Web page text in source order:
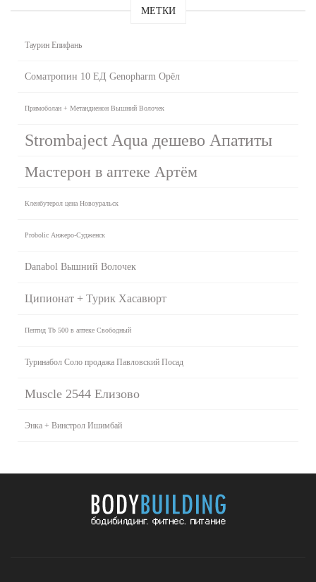
МЕТКИ
Таурин Епифань
Соматропин 10 ЕД Genopharm Орёл
Примоболан + Метандиенон Вышний Волочек
Strombaject Aqua дешево Апатиты
Мастерон в аптеке Артём
Кленбутерол цена Новоуральск
Probolic Анжеро-Судженск
Danabol Вышний Волочек
Ципионат + Турик Хасавюрт
Пептид Tb 500 в аптеке Свободный
Туринабол Соло продажа Павловский Посад
Muscle 2544 Елизово
Энка + Винстрол Ишимбай